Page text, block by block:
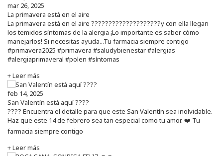
mar 26, 2025
La primavera está en el aire
La primavera está en el aire ????????????????????y con ella llegan
los temidos síntomas de la alergia ¡Lo importante es saber cómo
manejarlos! Si necesitas ayuda...Tu farmacia siempre contigo
#primavera2025 #primavera #saludybienestar #alergias
#alergiaprimaveral #polen #síntomas
+ Leer más
feb 14, 2025
San Valentín está aquí ????
???? Encuentra el detalle para que este San Valentín sea inolvidable.
Haz que este 14 de febrero sea tan especial como tu amor. ❤️ Tu
farmacia siempre contigo
+ Leer más